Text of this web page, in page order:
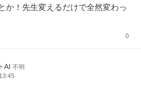
か！先生変えるだけで全然変わっ
0
AI 不明